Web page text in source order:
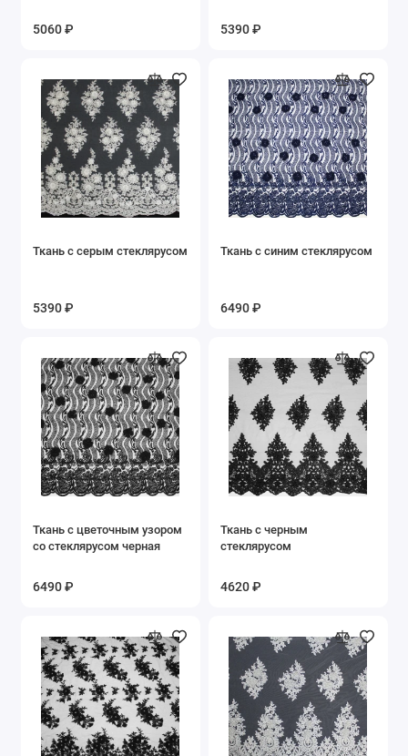
Портьерная
Сатин
Сетки
Тафта
Твил
Трикотаж
Шелк
Шифон
Показать все
5060 ₽ 5390 ₽
Ткань с серым стеклярусом
5390 ₽
Ткань с синим стеклярусом
6490 ₽
Ткань с цветочным узором
со стеклярусом черная
6490 ₽
Ткань с черным
стеклярусом
4620 ₽